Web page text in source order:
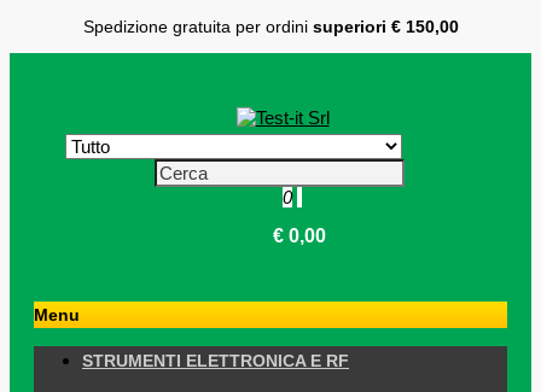
Spedizione gratuita per ordini superiori € 150,00
0
€ 0,00
Menu
STRUMENTI ELETTRONICA E RF